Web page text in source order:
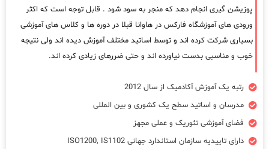
پوزیشن گیری انجام دهد که منجر به سود شود . قابل توجه است که اکثر
ورودی های آموزشگاه فارکس در هاوانا قبلا در دوره ها و کلاس های آموزشی
بسیاری شرکت کرده اند و توسط اساتید مختلف آموزش دیده اند ولی نتیجه
خوب و مناسبی بدست نیاورده اند و حتی ضررهای زیادی کرده اند.
رتبه یک آموزش آکادمیک از سال 2012
مدرسان و اساتید سطح یک کشوری و بین المللی
فضای آموزشی تئوریک و عملی مجهز
دارای تاییدیه سازمان استاندارد جهانی ISO1200, IS1102